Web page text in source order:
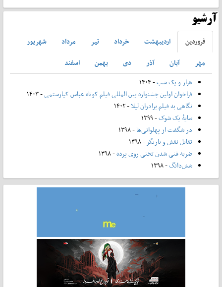
آرشیو
فروردين ارديبهشت خرداد تير مرداد
شهريور
مهر
آبان آذر دی بهمن
اسفند
هزار و یک شب- ۱۴۰۴
فراخوان اولین جشنواره بین المللی فیلم کوتاه عباس کیارستمی- ۱۴۰۳
نگاهی به فیلم برادران لیلا- ۱۴۰۲
سایۀ یک شوک- ۱۳۹۹
در شگفت از پهلوانی‌ها- ۱۳۹۸
تقابل نقش و بازیگر- ۱۳۹۸
ضربه فنی شدن تختی روی پرده- ۱۳۹۸
شش‌دانگ- ۱۳۹۸